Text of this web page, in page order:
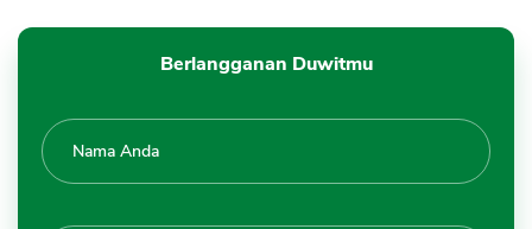
Berlangganan Duwitmu